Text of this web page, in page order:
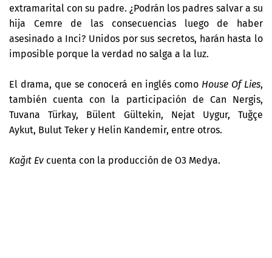
extramarital con su padre. ¿Podrán los padres salvar a su
hija Cemre de las consecuencias luego de haber
asesinado a Inci? Unidos por sus secretos, harán hasta lo
imposible porque la verdad no salga a la luz.
El drama, que se conocerá en inglés como House Of Lies,
también cuenta con la participación de Can Nergis,
Tuvana Türkay, Bülent Gültekin, Nejat Uygur, Tuğçe
Aykut, Bulut Teker y Helin Kandemir, entre otros.
Kağıt Ev cuenta con la producción de O3 Medya.